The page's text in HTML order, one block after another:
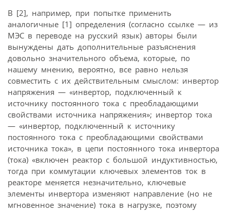
В [2], например, при попытке применить
аналогичные [1] определения (согласно ссылке — из
МЭС в переводе на русский язык) авторы были
вынуждены дать дополнительные разъяснения
довольно значительного объема, которые, по
нашему мнению, вероятно, все равно нельзя
совместить с их действительным смыслом: инвертор
напряжения — «инвертор, подключенный к
источнику постоянного тока с преобладающими
свойствами источника напряжения»; инвертор тока
— «инвертор, подключенный к источнику
постоянного тока с преобладающими свойствами
источника тока», в цепи постоянного тока инвертора
(тока) «включен реактор с большой индуктивностью,
тогда при коммутации ключевых элементов ток в
реакторе меняется незначительно, ключевые
элементы инвертора изменяют направление (но не
мгновенное значение) тока в нагрузке, поэтому